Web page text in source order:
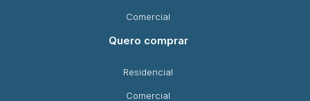
Comercial
Quero comprar
Residencial
Comercial